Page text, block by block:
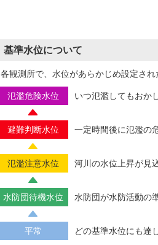
基準水位について
各観測所で、水位があらかじめ設定さ
氾濫危険水位 いつ氾濫してもおか
避難判断水位 一定時間後に氾濫の
氾濫注意水位 河川の水位上昇が見
水防団待機水位 水防団が水防活動の
平常 どの基準水位にも達